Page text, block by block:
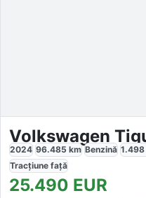
2024 96.485 km Benzină 1.498
Tracțiune față
25.490 EUR